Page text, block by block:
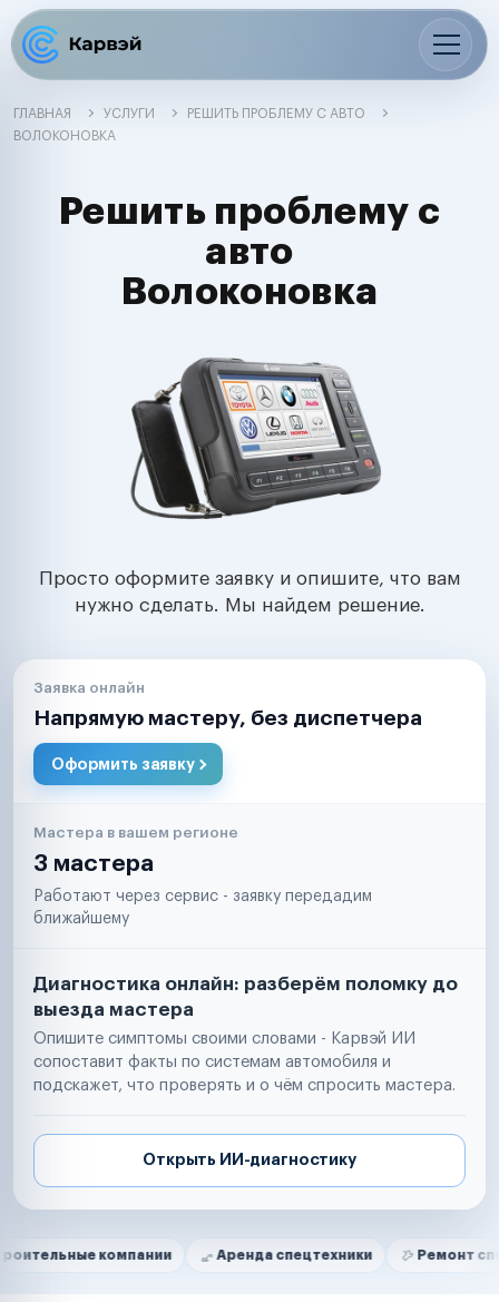
ГЛАВНАЯ УСЛУГИ
РЕШИТЬ ПРОБЛЕМУ С АВТО
ВОЛОКОНОВКА
Решить проблему с
авто
Волоконовка
Просто оформите заявку и опишите, что вам
нужно сделать. Мы найдем решение.
Заявка онлайн
Напрямую мастеру, без диспетчера
Оформить заявку
Мастера в вашем регионе
3 мастера
Работают через сервис - заявку передадим
ближайшему
Диагностика онлайн: разберём поломку до
выезда мастера
Опишите симптомы своими словами - Карвэй ИИ
сопоставит факты по системам автомобиля и
подскажет, что проверять и о чём спросить мастера.
Открыть ИИ-диагностику
Нам доверяют
компании Аренда спецтехники Ремонт спецтехники
Маркетплейсы